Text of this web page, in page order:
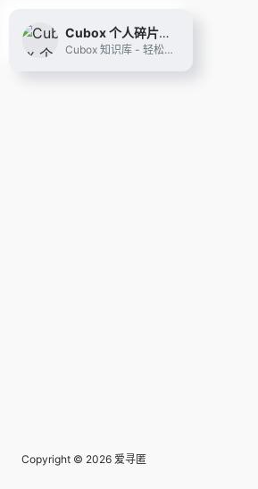
Cubox 个人碎片知识库
Cubox 知识库 - 轻松收集、自动整理、深度阅读、灵活管理。帮助你从容面对海量信息，善用网络碎片获得提升。
Copyright © 2026 爱寻匿